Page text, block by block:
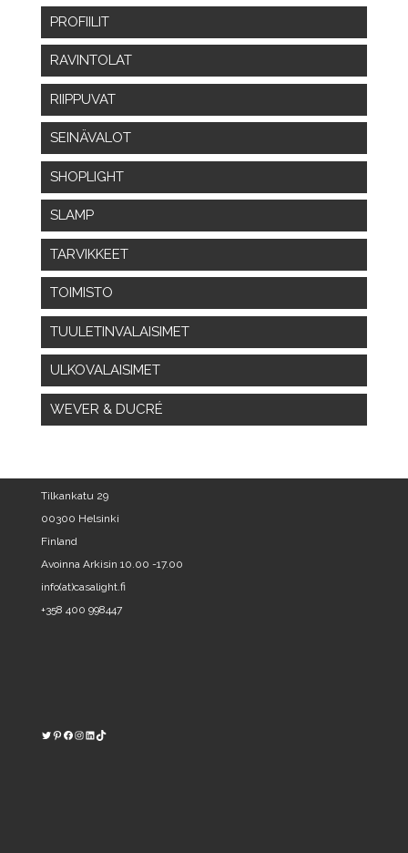
PROFIILIT
RAVINTOLAT
RIIPPUVAT
SEINÄVALOT
SHOPLIGHT
SLAMP
TARVIKKEET
TOIMISTO
TUULETINVALAISIMET
ULKOVALAISIMET
WEVER & DUCRÉ
Tilkankatu 29
00300 Helsinki
Finland
Avoinna Arkisin 10.00 -17.00
info(at)casalight.fi
+358 400 998447
Twitter
Pinterest
https://www.facebook.com/kodinvalaisin/
Instagram
LinkedIn
TikTok